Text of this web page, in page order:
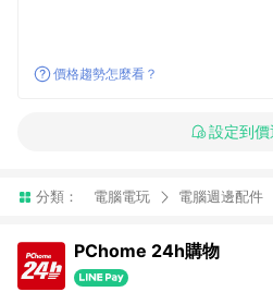
價格趨勢怎麼看？
設定到價
分類： 電腦電玩 電腦週邊配件
PChome 24h購物